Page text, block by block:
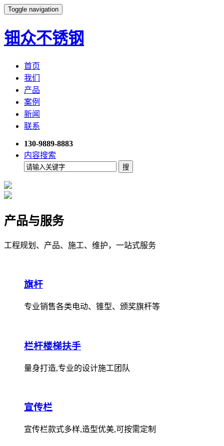
Toggle navigation
钿众不锈钢
首页
我们
产品
案例
新闻
联系
130-9889-8883
内容搜索
产品与服务
工程规划、产品、施工、维护，一站式服务
旗杆
专业销售各类电动、锥型、颁奖旗杆等
栏杆楼梯扶手
量身打造,专业的设计施工团队
宣传栏
宣传栏款式多样,造型优美,可按需定制